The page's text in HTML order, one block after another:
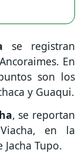
se registran
En
son los
y Guaqui.
, se reportan
en la
Tupo.